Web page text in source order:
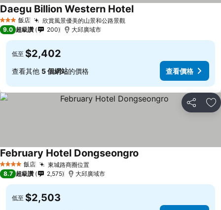
3 星級 飯店 欣賞風景優美的山景和公路景觀
Daegu Billion Western Hotel
9.0 超級讚 200 大邱廣域市
低至 $2,402
查看其他 5 個網站的價格 查看價格
分享 加
4 星級 飯店 東城路商圈位置
February Hotel Dongseongro
8.7 超級讚 2,575 大邱廣域市
低至 $2,503